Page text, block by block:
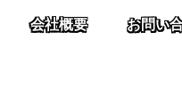
会社概要 お問い